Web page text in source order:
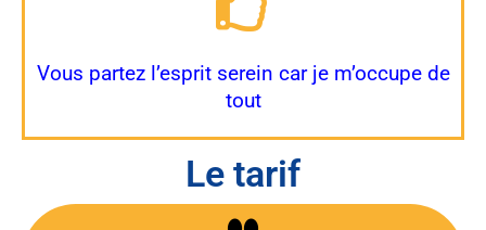
Vous partez l’esprit serein car je m’occupe de
tout
Le tarif